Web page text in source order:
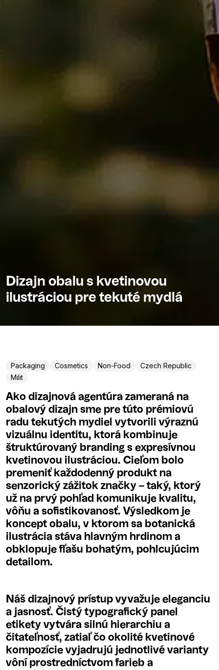
Dizajn obalu s kvetinovou
ilustráciou pre tekuté mydlá
Packaging Cosmetics Non-Food
Czech Republic
Milit
Ako dizajnová agentúra zameraná na
obalový dizajn sme pre túto prémiovú
radu tekutých mydiel vytvorili výraznú
vizuálnu identitu, ktorá kombinuje
štruktúrovaný branding s expresívnou
kvetinovou ilustráciou. Cieľom bolo
premeniť každodenný produkt na
senzorický zážitok značky – taký, ktorý
už na prvý pohľad komunikuje kvalitu,
vôňu a sofistikovanosť. Výsledkom je
koncept obalu, v ktorom sa botanická
ilustrácia stáva hlavným hrdinom a
obklopuje fľašu bohatým, pohlcujúcim
detailom.
Náš dizajnový prístup vyvažuje eleganciu
a jasnosť. Čistý typografický panel
etikety vytvára silnú hierarchiu a
čitateľnosť, zatiaľ čo okolité kvetinové
kompozície vyjadrujú jednotlivé varianty
vôní prostredníctvom farieb a